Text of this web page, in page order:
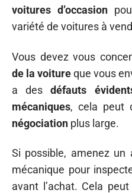
voitures d’occasion
variété de voitures à
Vous devez vous
de la voitureque vous
a desdéfauts
mécaniques, cela peut
négociation plus large.
Si possible, amenez un
mécanique pour
avant l’achat. Cela